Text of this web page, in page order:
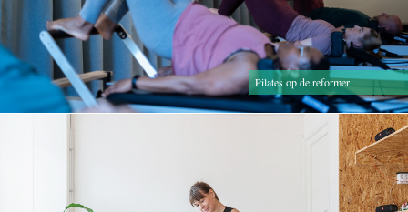
Pilates op de reformer